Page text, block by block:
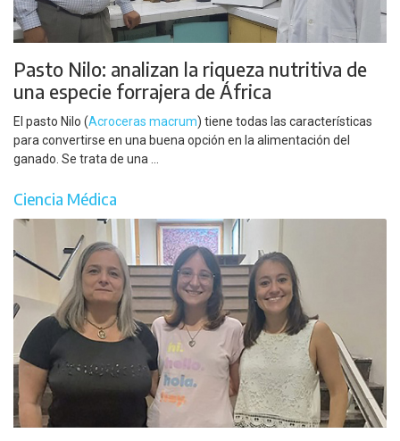
Pasto Nilo: analizan la riqueza nutritiva de
una especie forrajera de África
El pasto Nilo (Acroceras macrum) tiene todas las características
para convertirse en una buena opción en la alimentación del
ganado. Se trata de una ...
Ciencia Médica